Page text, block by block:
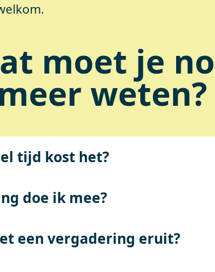
moet je
meer weten?
tijd kost het?
doe ik mee?
een vergadering eruit?